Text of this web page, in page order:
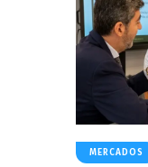
MERCADOS